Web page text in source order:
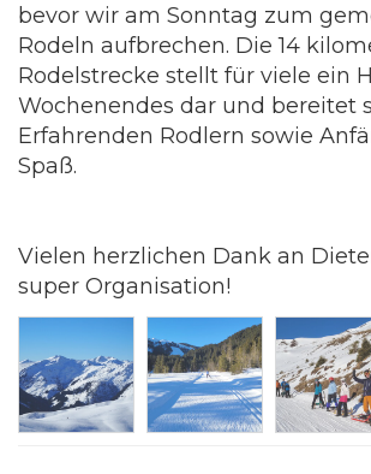
bevor wir am Sonntag zum
Rodeln aufbrechen. Die 14
Rodelstrecke stellt für viele ein
Wochenendes dar und bereitet
Erfahrenden Rodlern sowie
Spaß.
Vielen herzlichen Dank an
super Organisation!